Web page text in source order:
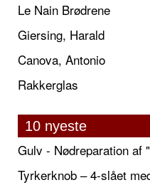
Le Nain Brødrene
Giersing, Harald
Canova, Antonio
Rakkerglas
10 nyeste
Gulv - Nødreparation af
Tyrkerknob – 4-slået